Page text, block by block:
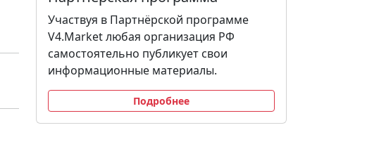
Участвуя в Партнёрской программе
V4.Market любая организация РФ
самостоятельно публикует свои
информационные материалы.
Подробнее